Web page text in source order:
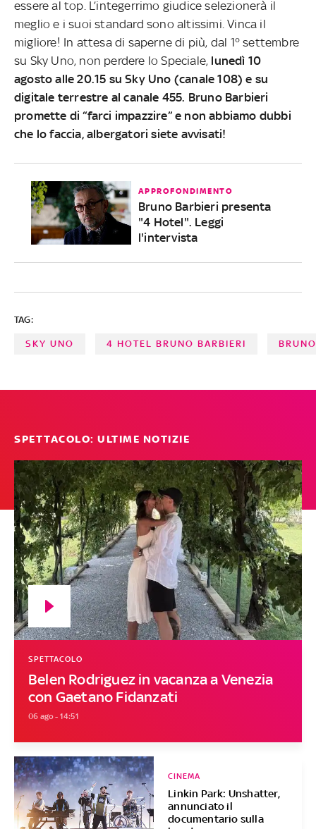
essere al top. L’integerrimo giudice selezionerà il
meglio e i suoi standard sono altissimi. Vinca il
migliore! In attesa di saperne di più, dal 1° settembre
su Sky Uno, non perdere lo Speciale, lunedì 10
agosto alle 20.15 su Sky Uno (canale 108) e su
digitale terrestre al canale 455. Bruno Barbieri
promette di “farci impazzire” e non abbiamo dubbi
che lo faccia, albergatori siete avvisati!
APPROFONDIMENTO
Bruno Barbieri presenta
"4 Hotel". Leggi
l'intervista
TAG:
SKY UNO 4 HOTEL BRUNO BARBIERI
SPETTACOLO: ULTIME NOTIZIE
Belen Rodriguez in vacanza a Venezia
con Gaetano Fidanzati
SPETTACOLO
06 ago - 14:51
Linkin Park: Unshatter,
annunciato il
documentario sulla
CINEMA